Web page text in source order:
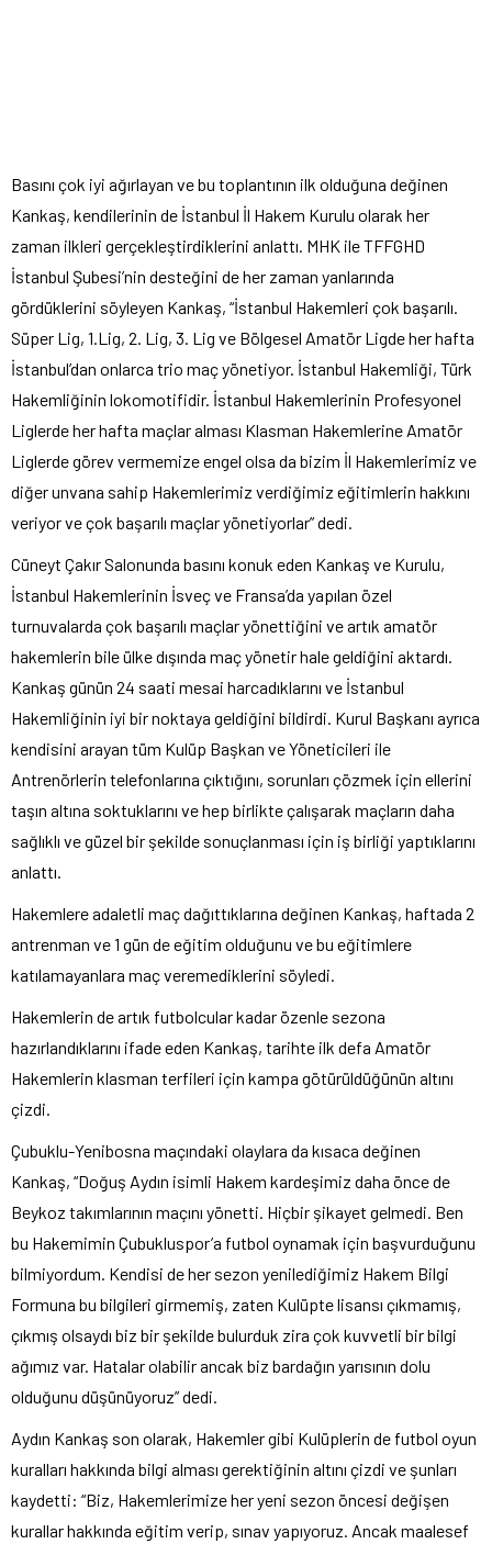
Basını çok iyi ağırlayan ve bu toplantının ilk olduğuna değinen
Kankaş, kendilerinin de İstanbul İl Hakem Kurulu olarak her
zaman ilkleri gerçekleştirdiklerini anlattı. MHK ile TFFGHD
İstanbul Şubesi’nin desteğini de her zaman yanlarında
gördüklerini söyleyen Kankaş, “İstanbul Hakemleri çok başarılı.
Süper Lig, 1.Lig, 2. Lig, 3. Lig ve Bölgesel Amatör Ligde her hafta
İstanbul’dan onlarca trio maç yönetiyor. İstanbul Hakemliği, Türk
Hakemliğinin lokomotifidir. İstanbul Hakemlerinin Profesyonel
Liglerde her hafta maçlar alması Klasman Hakemlerine Amatör
Liglerde görev vermemize engel olsa da bizim İl Hakemlerimiz ve
diğer unvana sahip Hakemlerimiz verdiğimiz eğitimlerin hakkını
veriyor ve çok başarılı maçlar yönetiyorlar” dedi.
Cüneyt Çakır Salonunda basını konuk eden Kankaş ve Kurulu,
İstanbul Hakemlerinin İsveç ve Fransa’da yapılan özel
turnuvalarda çok başarılı maçlar yönettiğini ve artık amatör
hakemlerin bile ülke dışında maç yönetir hale geldiğini aktardı.
Kankaş günün 24 saati mesai harcadıklarını ve İstanbul
Hakemliğinin iyi bir noktaya geldiğini bildirdi. Kurul Başkanı ayrıca
kendisini arayan tüm Kulüp Başkan ve Yöneticileri ile
Antrenörlerin telefonlarına çıktığını, sorunları çözmek için ellerini
taşın altına soktuklarını ve hep birlikte çalışarak maçların daha
sağlıklı ve güzel bir şekilde sonuçlanması için iş birliği yaptıklarını
anlattı.
Hakemlere adaletli maç dağıttıklarına değinen Kankaş, haftada 2
antrenman ve 1 gün de eğitim olduğunu ve bu eğitimlere
katılamayanlara maç veremediklerini söyledi.
Hakemlerin de artık futbolcular kadar özenle sezona
hazırlandıklarını ifade eden Kankaş, tarihte ilk defa Amatör
Hakemlerin klasman terfileri için kampa götürüldüğünün altını
çizdi.
Çubuklu-Yenibosna maçındaki olaylara da kısaca değinen
Kankaş, “Doğuş Aydın isimli Hakem kardeşimiz daha önce de
Beykoz takımlarının maçını yönetti. Hiçbir şikayet gelmedi. Ben
bu Hakemimin Çubukluspor’a futbol oynamak için başvurduğunu
bilmiyordum. Kendisi de her sezon yenilediğimiz Hakem Bilgi
Formuna bu bilgileri girmemiş, zaten Kulüpte lisansı çıkmamış,
çıkmış olsaydı biz bir şekilde bulurduk zira çok kuvvetli bir bilgi
ağımız var. Hatalar olabilir ancak biz bardağın yarısının dolu
olduğunu düşünüyoruz” dedi.
Aydın Kankaş son olarak, Hakemler gibi Kulüplerin de futbol oyun
kuralları hakkında bilgi alması gerektiğinin altını çizdi ve şunları
kaydetti: “Biz, Hakemlerimize her yeni sezon öncesi değişen
kurallar hakkında eğitim verip, sınav yapıyoruz. Ancak maalesef